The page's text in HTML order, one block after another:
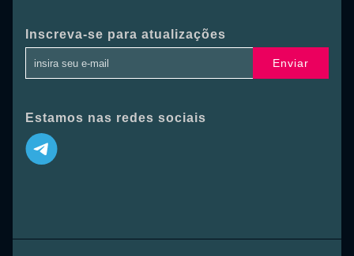
Inscreva-se para atualizações
Enviar
Estamos nas redes sociais